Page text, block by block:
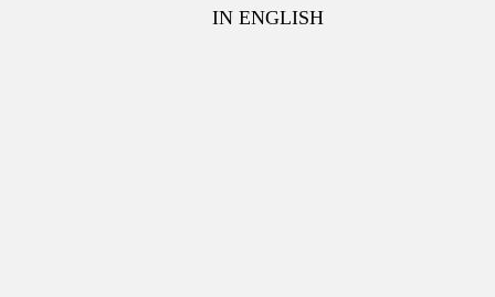
IN ENGLISH